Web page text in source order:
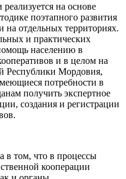
на основе
поэтапного развития
на отдельных территориях.
и практических
населению в
и в целом на
Республики Мордовия,
потребности в
получить экспертное
создания и регистрации
в том, что в процессы
кооперации